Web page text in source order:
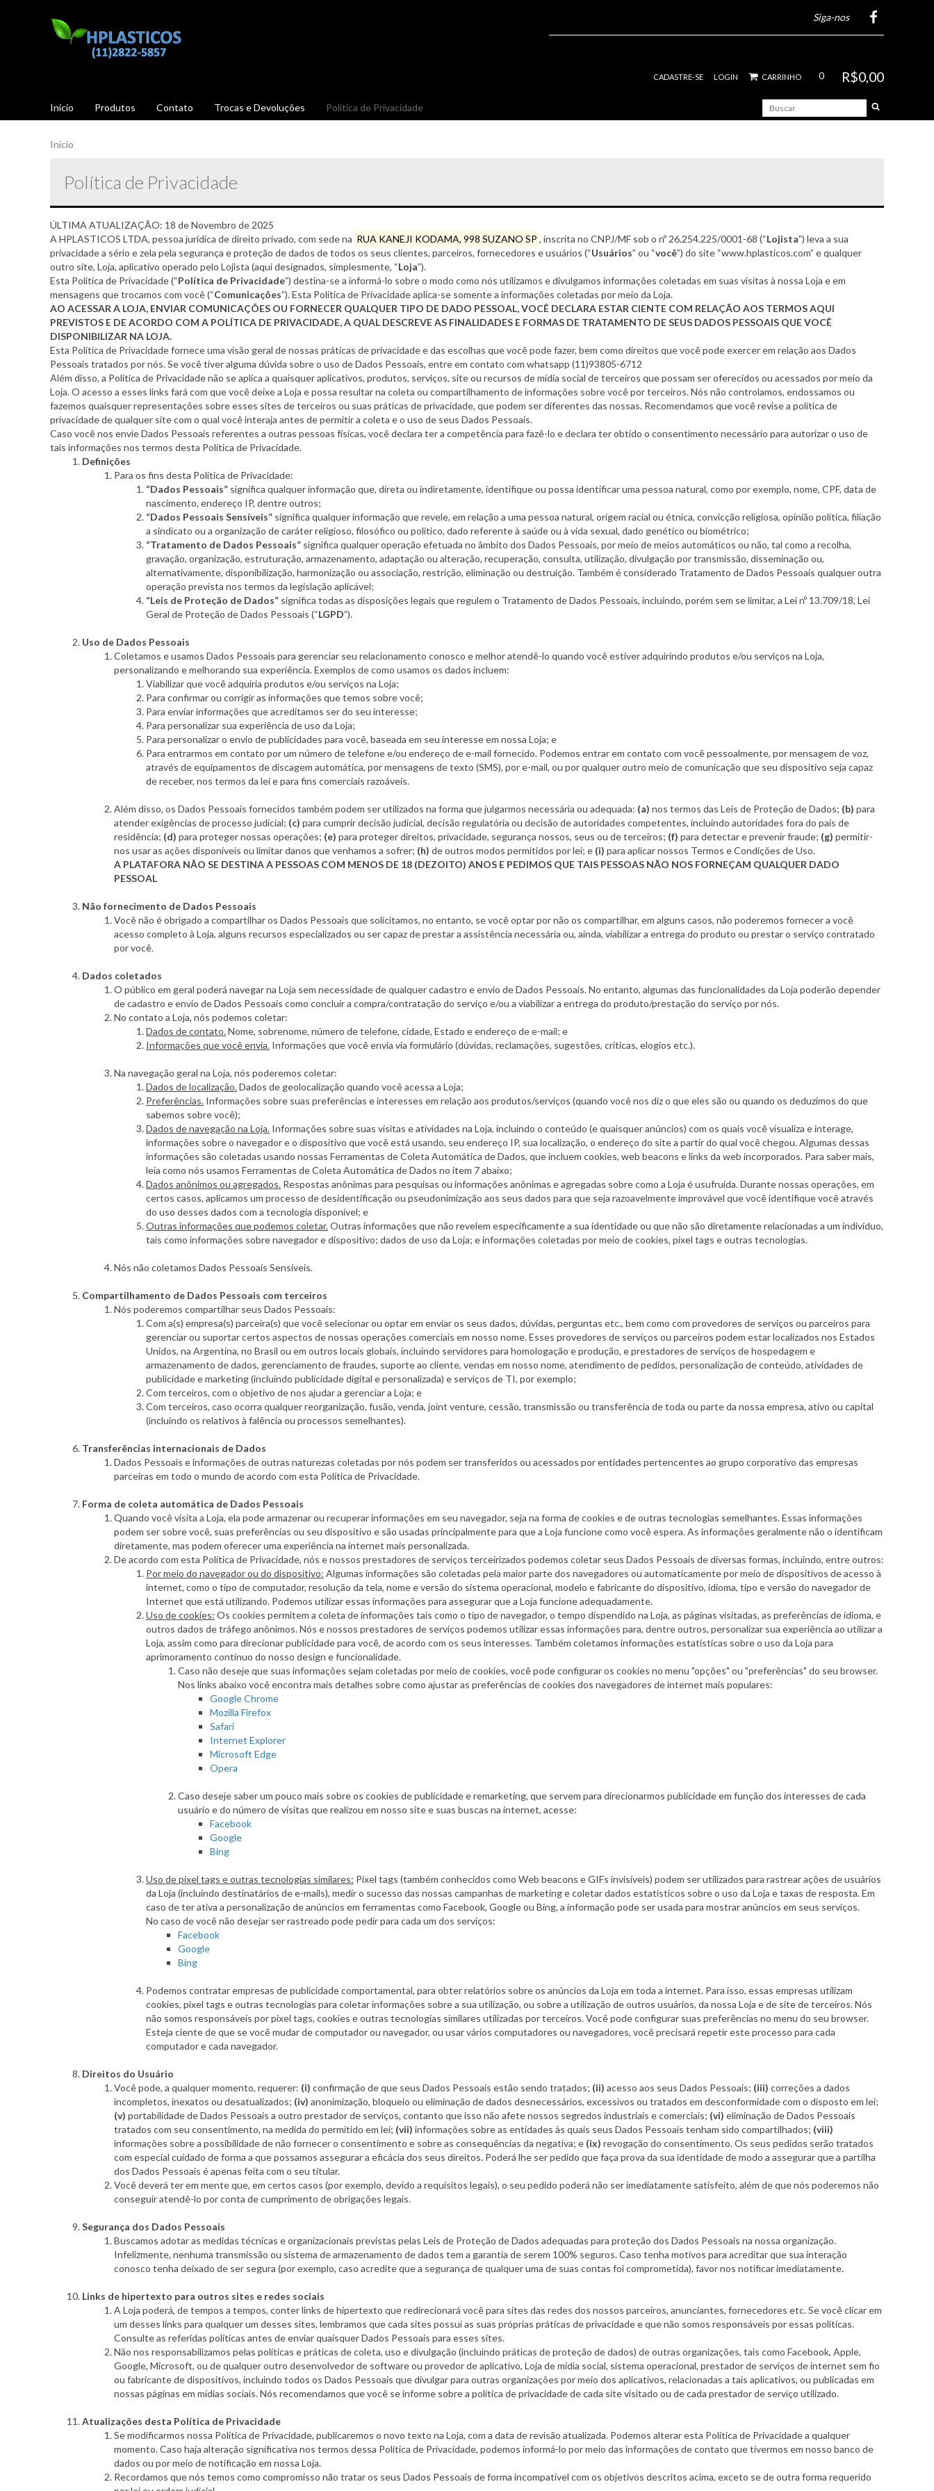
Siga-nos
CADASTRE-SE LOGIN CARRINHO 0 R$0,00
Início Produtos Contato Trocas e Devoluções Política de Privacidade
Início
Política de Privacidade
ÚLTIMA ATUALIZAÇÃO: 18 de Novembro de 2025
A HPLASTICOS LTDA, pessoa jurídica de direito privado, com sede na RUA KANEJI KODAMA, 998 SUZANO SP , inscrita no CNPJ/MF sob o nº 26.254.225/0001-68 (“Lojista”) leva a sua
privacidade a sério e zela pela segurança e proteção de dados de todos os seus clientes, parceiros, fornecedores e usuários (“Usuários” ou “você”) do site “www.hplasticos.com” e qualquer
outro site, Loja, aplicativo operado pelo Lojista (aqui designados, simplesmente, “Loja”).
Esta Política de Privacidade (“Política de Privacidade”) destina-se a informá-lo sobre o modo como nós utilizamos e divulgamos informações coletadas em suas visitas à nossa Loja e em
mensagens que trocamos com você (“Comunicações”). Esta Política de Privacidade aplica-se somente a informações coletadas por meio da Loja.
AO ACESSAR A LOJA, ENVIAR COMUNICAÇÕES OU FORNECER QUALQUER TIPO DE DADO PESSOAL, VOCÊ DECLARA ESTAR CIENTE COM RELAÇÃO AOS TERMOS AQUI
PREVISTOS E DE ACORDO COM A POLÍTICA DE PRIVACIDADE, A QUAL DESCREVE AS FINALIDADES E FORMAS DE TRATAMENTO DE SEUS DADOS PESSOAIS QUE VOCÊ
DISPONIBILIZAR NA LOJA.
Esta Política de Privacidade fornece uma visão geral de nossas práticas de privacidade e das escolhas que você pode fazer, bem como direitos que você pode exercer em relação aos Dados
Pessoais tratados por nós. Se você tiver alguma dúvida sobre o uso de Dados Pessoais, entre em contato com whatsapp (11)93805-6712
Além disso, a Política de Privacidade não se aplica a quaisquer aplicativos, produtos, serviços, site ou recursos de mídia social de terceiros que possam ser oferecidos ou acessados por meio da
Loja. O acesso a esses links fará com que você deixe a Loja e possa resultar na coleta ou compartilhamento de informações sobre você por terceiros. Nós não controlamos, endossamos ou
fazemos quaisquer representações sobre esses sites de terceiros ou suas práticas de privacidade, que podem ser diferentes das nossas. Recomendamos que você revise a política de
privacidade de qualquer site com o qual você interaja antes de permitir a coleta e o uso de seus Dados Pessoais.
Caso você nos envie Dados Pessoais referentes a outras pessoas físicas, você declara ter a competência para fazê-lo e declara ter obtido o consentimento necessário para autorizar o uso de
tais informações nos termos desta Política de Privacidade.
Definições
Para os fins desta Política de Privacidade:
“Dados Pessoais” significa qualquer informação que, direta ou indiretamente, identifique ou possa identificar uma pessoa natural, como por exemplo, nome, CPF, data de
nascimento, endereço IP, dentre outros;
“Dados Pessoais Sensíveis” significa qualquer informação que revele, em relação a uma pessoa natural, origem racial ou étnica, convicção religiosa, opinião política, filiação
a sindicato ou a organização de caráter religioso, filosófico ou político, dado referente à saúde ou à vida sexual, dado genético ou biométrico;
“Tratamento de Dados Pessoais” significa qualquer operação efetuada no âmbito dos Dados Pessoais, por meio de meios automáticos ou não, tal como a recolha,
gravação, organização, estruturação, armazenamento, adaptação ou alteração, recuperação, consulta, utilização, divulgação por transmissão, disseminação ou,
alternativamente, disponibilização, harmonização ou associação, restrição, eliminação ou destruição. Também é considerado Tratamento de Dados Pessoais qualquer outra
operação prevista nos termos da legislação aplicável;
“Leis de Proteção de Dados” significa todas as disposições legais que regulem o Tratamento de Dados Pessoais, incluindo, porém sem se limitar, a Lei nº 13.709/18, Lei
Geral de Proteção de Dados Pessoais (“LGPD”).
Uso de Dados Pessoais
Coletamos e usamos Dados Pessoais para gerenciar seu relacionamento conosco e melhor atendê-lo quando você estiver adquirindo produtos e/ou serviços na Loja,
personalizando e melhorando sua experiência. Exemplos de como usamos os dados incluem:
Viabilizar que você adquiria produtos e/ou serviços na Loja;
Para confirmar ou corrigir as informações que temos sobre você;
Para enviar informações que acreditamos ser do seu interesse;
Para personalizar sua experiência de uso da Loja;
Para personalizar o envio de publicidades para você, baseada em seu interesse em nossa Loja; e
Para entrarmos em contato por um número de telefone e/ou endereço de e-mail fornecido. Podemos entrar em contato com você pessoalmente, por mensagem de voz,
através de equipamentos de discagem automática, por mensagens de texto (SMS), por e-mail, ou por qualquer outro meio de comunicação que seu dispositivo seja capaz
de receber, nos termos da lei e para fins comerciais razoáveis.
Além disso, os Dados Pessoais fornecidos também podem ser utilizados na forma que julgarmos necessária ou adequada: (a) nos termos das Leis de Proteção de Dados; (b) para
atender exigências de processo judicial; (c) para cumprir decisão judicial, decisão regulatória ou decisão de autoridades competentes, incluindo autoridades fora do país de
residência; (d) para proteger nossas operações; (e) para proteger direitos, privacidade, segurança nossos, seus ou de terceiros; (f) para detectar e prevenir fraude; (g) permitir-
nos usar as ações disponíveis ou limitar danos que venhamos a sofrer; (h) de outros modos permitidos por lei; e (i) para aplicar nossos Termos e Condições de Uso.
A PLATAFORA NÃO SE DESTINA A PESSOAS COM MENOS DE 18 (DEZOITO) ANOS E PEDIMOS QUE TAIS PESSOAS NÃO NOS FORNEÇAM QUALQUER DADO
PESSOAL
Não fornecimento de Dados Pessoais
Você não é obrigado a compartilhar os Dados Pessoais que solicitamos, no entanto, se você optar por não os compartilhar, em alguns casos, não poderemos fornecer a você
acesso completo à Loja, alguns recursos especializados ou ser capaz de prestar a assistência necessária ou, ainda, viabilizar a entrega do produto ou prestar o serviço contratado
por você.
Dados coletados
O público em geral poderá navegar na Loja sem necessidade de qualquer cadastro e envio de Dados Pessoais. No entanto, algumas das funcionalidades da Loja poderão depender
de cadastro e envio de Dados Pessoais como concluir a compra/contratação do serviço e/ou a viabilizar a entrega do produto/prestação do serviço por nós.
No contato a Loja, nós podemos coletar:
Dados de contato.Nome, sobrenome, número de telefone, cidade, Estado e endereço de e-mail; e
Informações que você envia. Informações que você envia via formulário (dúvidas, reclamações, sugestões, críticas, elogios etc.).
Na navegação geral na Loja, nós poderemos coletar:
Dados de localização.Dados de geolocalização quando você acessa a Loja;
Preferências. Informações sobre suas preferências e interesses em relação aos produtos/serviços (quando você nos diz o que eles são ou quando os deduzimos do que
sabemos sobre você);
Dados de navegação na Loja. Informações sobre suas visitas e atividades na Loja, incluindo o conteúdo (e quaisquer anúncios) com os quais você visualiza e interage,
informações sobre o navegador e o dispositivo que você está usando, seu endereço IP, sua localização, o endereço do site a partir do qual você chegou. Algumas dessas
informações são coletadas usando nossas Ferramentas de Coleta Automática de Dados, que incluem cookies, web beacons e links da web incorporados. Para saber mais,
leia como nós usamos Ferramentas de Coleta Automática de Dados no item 7 abaixo;
Dados anônimos ou agregados. Respostas anônimas para pesquisas ou informações anônimas e agregadas sobre como a Loja é usufruída. Durante nossas operações, em
certos casos, aplicamos um processo de desidentificação ou pseudonimização aos seus dados para que seja razoavelmente improvável que você identifique você através
do uso desses dados com a tecnologia disponível; e
Outras informações que podemos coletar.Outras informações que não revelem especificamente a sua identidade ou que não são diretamente relacionadas a um indivíduo,
tais como informações sobre navegador e dispositivo; dados de uso da Loja; e informações coletadas por meio de cookies, pixel tags e outras tecnologias.
Nós não coletamos Dados Pessoais Sensíveis.
Compartilhamento de Dados Pessoais com terceiros
Nós poderemos compartilhar seus Dados Pessoais:
Com a(s) empresa(s) parceira(s) que você selecionar ou optar em enviar os seus dados, dúvidas, perguntas etc., bem como com provedores de serviços ou parceiros para
gerenciar ou suportar certos aspectos de nossas operações comerciais em nosso nome. Esses provedores de serviços ou parceiros podem estar localizados nos Estados
Unidos, na Argentina, no Brasil ou em outros locais globais, incluindo servidores para homologação e produção, e prestadores de serviços de hospedagem e
armazenamento de dados, gerenciamento de fraudes, suporte ao cliente, vendas em nosso nome, atendimento de pedidos, personalização de conteúdo, atividades de
publicidade e marketing (incluindo publicidade digital e personalizada) e serviços de TI, por exemplo;
Com terceiros, com o objetivo de nos ajudar a gerenciar a Loja; e
Com terceiros, caso ocorra qualquer reorganização, fusão, venda, joint venture, cessão, transmissão ou transferência de toda ou parte da nossa empresa, ativo ou capital
(incluindo os relativos à falência ou processos semelhantes).
Transferências internacionais de Dados
Dados Pessoais e informações de outras naturezas coletadas por nós podem ser transferidos ou acessados por entidades pertencentes ao grupo corporativo das empresas
parceiras em todo o mundo de acordo com esta Política de Privacidade.
Forma de coleta automática de Dados Pessoais
Quando você visita a Loja, ela pode armazenar ou recuperar informações em seu navegador, seja na forma de cookies e de outras tecnologias semelhantes. Essas informações
podem ser sobre você, suas preferências ou seu dispositivo e são usadas principalmente para que a Loja funcione como você espera. As informações geralmente não o identificam
diretamente, mas podem oferecer uma experiência na internet mais personalizada.
De acordo com esta Política de Privacidade, nós e nossos prestadores de serviços terceirizados podemos coletar seus Dados Pessoais de diversas formas, incluindo, entre outros:
Por meio do navegador ou do dispositivo: Algumas informações são coletadas pela maior parte dos navegadores ou automaticamente por meio de dispositivos de acesso à
internet, como o tipo de computador, resolução da tela, nome e versão do sistema operacional, modelo e fabricante do dispositivo, idioma, tipo e versão do navegador de
Internet que está utilizando. Podemos utilizar essas informações para assegurar que a Loja funcione adequadamente.
Uso de cookies: Os cookies permitem a coleta de informações tais como o tipo de navegador, o tempo dispendido na Loja, as páginas visitadas, as preferências de idioma, e
outros dados de tráfego anônimos. Nós e nossos prestadores de serviços podemos utilizar essas informações para, dentre outros, personalizar sua experiência ao utilizar a
Loja, assim como para direcionar publicidade para você, de acordo com os seus interesses. Também coletamos informações estatísticas sobre o uso da Loja para
aprimoramento contínuo do nosso design e funcionalidade.
Caso não deseje que suas informações sejam coletadas por meio de cookies, você pode configurar os cookies no menu "opções" ou "preferências" do seu browser.
Nos links abaixo você encontra mais detalhes sobre como ajustar as preferências de cookies dos navegadores de internet mais populares:
Google Chrome
Mozilla Firefox
Safari
Internet Explorer
Microsoft Edge
Opera
Caso deseje saber um pouco mais sobre os cookies de publicidade e remarketing, que servem para direcionarmos publicidade em função dos interesses de cada
usuário e do número de visitas que realizou em nosso site e suas buscas na internet, acesse:
Facebook
Google
Bing
Uso de pixel tags e outras tecnologias similares: Pixel tags (também conhecidos como Web beacons e GIFs invisíveis) podem ser utilizados para rastrear ações de usuários
da Loja (incluindo destinatários de e-mails), medir o sucesso das nossas campanhas de marketing e coletar dados estatísticos sobre o uso da Loja e taxas de resposta. Em
caso de ter ativa a personalização de anúncios em ferramentas como Facebook, Google ou Bing, a informação pode ser usada para mostrar anúncios em seus serviços.
No caso de você não desejar ser rastreado pode pedir para cada um dos serviços:
Facebook
Google
Bing
Podemos contratar empresas de publicidade comportamental, para obter relatórios sobre os anúncios da Loja em toda a internet. Para isso, essas empresas utilizam
cookies, pixel tags e outras tecnologias para coletar informações sobre a sua utilização, ou sobre a utilização de outros usuários, da nossa Loja e de site de terceiros. Nós
não somos responsáveis por pixel tags, cookies e outras tecnologias similares utilizadas por terceiros. Você pode configurar suas preferências no menu do seu browser.
Esteja ciente de que se você mudar de computador ou navegador, ou usar vários computadores ou navegadores, você precisará repetir este processo para cada
computador e cada navegador.
Direitos do Usuário
Você pode, a qualquer momento, requerer: (i) confirmação de que seus Dados Pessoais estão sendo tratados; (ii) acesso aos seus Dados Pessoais; (iii) correções a dados
incompletos, inexatos ou desatualizados; (iv) anonimização, bloqueio ou eliminação de dados desnecessários, excessivos ou tratados em desconformidade com o disposto em lei;
(v) portabilidade de Dados Pessoais a outro prestador de serviços, contanto que isso não afete nossos segredos industriais e comerciais; (vi) eliminação de Dados Pessoais
tratados com seu consentimento, na medida do permitido em lei; (vii) informações sobre as entidades às quais seus Dados Pessoais tenham sido compartilhados; (viii)
informações sobre a possibilidade de não fornecer o consentimento e sobre as consequências da negativa; e (ix) revogação do consentimento. Os seus pedidos serão tratados
com especial cuidado de forma a que possamos assegurar a eficácia dos seus direitos. Poderá lhe ser pedido que faça prova da sua identidade de modo a assegurar que a partilha
dos Dados Pessoais é apenas feita com o seu titular.
Você deverá ter em mente que, em certos casos (por exemplo, devido a requisitos legais), o seu pedido poderá não ser imediatamente satisfeito, além de que nós poderemos não
conseguir atendê-lo por conta de cumprimento de obrigações legais.
Segurança dos Dados Pessoais
Buscamos adotar as medidas técnicas e organizacionais previstas pelas Leis de Proteção de Dados adequadas para proteção dos Dados Pessoais na nossa organização.
Infelizmente, nenhuma transmissão ou sistema de armazenamento de dados tem a garantia de serem 100% seguros. Caso tenha motivos para acreditar que sua interação
conosco tenha deixado de ser segura (por exemplo, caso acredite que a segurança de qualquer uma de suas contas foi comprometida), favor nos notificar imediatamente.
Links de hipertexto para outros sites e redes sociais
A Loja poderá, de tempos a tempos, conter links de hipertexto que redirecionará você para sites das redes dos nossos parceiros, anunciantes, fornecedores etc. Se você clicar em
um desses links para qualquer um desses sites, lembramos que cada sites possui as suas próprias práticas de privacidade e que não somos responsáveis por essas políticas.
Consulte as referidas políticas antes de enviar quaisquer Dados Pessoais para esses sites.
Não nos responsabilizamos pelas políticas e práticas de coleta, uso e divulgação (incluindo práticas de proteção de dados) de outras organizações, tais como Facebook, Apple,
Google, Microsoft, ou de qualquer outro desenvolvedor de software ou provedor de aplicativo, Loja de mídia social, sistema operacional, prestador de serviços de internet sem fio
ou fabricante de dispositivos, incluindo todos os Dados Pessoais que divulgar para outras organizações por meio dos aplicativos, relacionadas a tais aplicativos, ou publicadas em
nossas páginas em mídias sociais. Nós recomendamos que você se informe sobre a política de privacidade de cada site visitado ou de cada prestador de serviço utilizado.
Atualizações desta Política de Privacidade
Se modificarmos nossa Política de Privacidade, publicaremos o novo texto na Loja, com a data de revisão atualizada. Podemos alterar esta Política de Privacidade a qualquer
momento. Caso haja alteração significativa nos termos dessa Política de Privacidade, podemos informá-lo por meio das informações de contato que tivermos em nosso banco de
dados ou por meio de notificação em nossa Loja.
Recordamos que nós temos como compromisso não tratar os seus Dados Pessoais de forma incompatível com os objetivos descritos acima, exceto se de outra forma requerido